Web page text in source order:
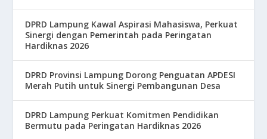
DPRD Lampung Kawal Aspirasi Mahasiswa, Perkuat
Sinergi dengan Pemerintah pada Peringatan
Hardiknas 2026
DPRD Provinsi Lampung Dorong Penguatan APDESI
Merah Putih untuk Sinergi Pembangunan Desa
DPRD Lampung Perkuat Komitmen Pendidikan
Bermutu pada Peringatan Hardiknas 2026